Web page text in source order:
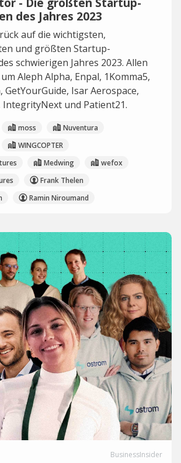
des Jahres 2023
auf die wichtigsten,
und größten Startup-
schwierigen Jahres 2023. Allen
Aleph Alpha, Enpal, 1Komma5,
GetYourGuide, Isar Aerospace,
IntegrityNext und Patient21.
moss
Nuventura
WINGCOPTER
Medwing
wefox
Frank Thelen
Ramin Niroumand
BusinessInsider